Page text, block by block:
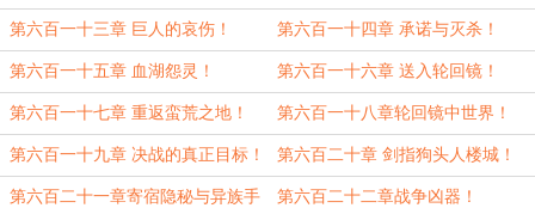
第六百一十三章 巨人的哀伤！ 第六百一十四章 承诺与灭杀！
第六百一十五章 血湖怨灵！ 第六百一十六章 送入轮回镜！
第六百一十七章 重返蛮荒之地！ 第六百一十八章轮回镜中世界！
第六百一十九章 决战的真正目标！ 第六百二十章 剑指狗头人楼城！
第六百二十一章寄宿隐秘与异族手 第六百二十二章战争凶器！